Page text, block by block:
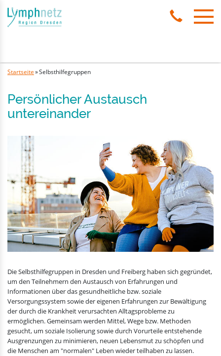
Startseite»Selbsthilfegruppen
Persönlicher Austausch
untereinander
Die Selbsthilfegruppen in Dresden und Freiberg haben sich gegründet,
um den Teilnehmern den Austausch von Erfahrungen und
Informationen über das gesundheitliche bzw. soziale
Versorgungssystem sowie der eigenen Erfahrungen zur Bewältigung
der durch die Krankheit verursachten Alltagsprobleme zu
ermöglichen. Gemeinsam werden Mittel, Wege bzw. Methoden
gesucht, um soziale Isolierung sowie durch Vorurteile entstehende
Ausgrenzungen zu minimieren, neuen Lebensmut zu schöpfen und
die Menschen am "normalen" Leben wieder teilhaben zu lassen.